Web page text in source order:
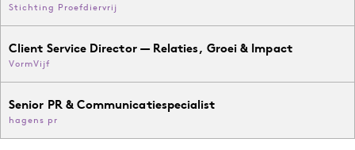
Stichting Proefdiervrij
Client Service Director — Relaties, Groei & Impact
VormVijf
Senior PR & Communicatiespecialist
hagens pr